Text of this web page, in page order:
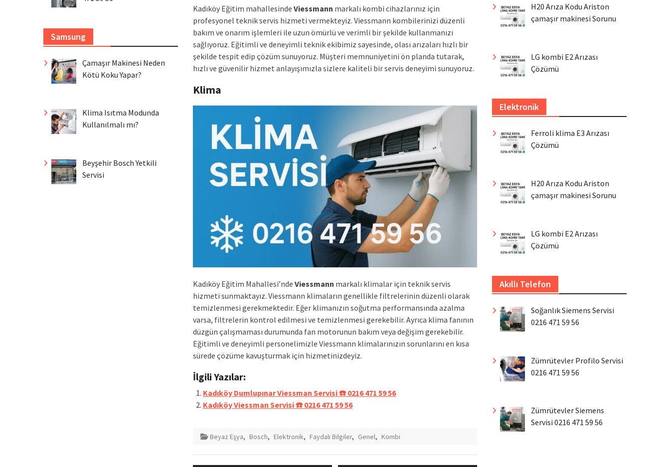
Kadıköy Eğitim mahallesinde Viessmann markalı kombi cihazlarınız için
profesyonel teknik servis hizmeti vermekteyiz. Viessmann kombilerinizi düzenli
bakım ve onarım işlemleri ile uzun ömürlü ve verimli bir şekilde kullanmanızı
sağlıyoruz. Eğitimli ve deneyimli teknik ekibimiz sayesinde, olası arızaları hızlı bir
şekilde tespit edip çözüm sunuyoruz. Müşteri memnuniyetini ön planda tutarak,
hızlı ve güvenilir hizmet anlayışımızla sizlere kaliteli bir servis deneyimi sunuyoruz.
Klima
Kadıköy Eğitim Mahallesi’nde Viessmann markalı klimalar için teknik servis
hizmeti sunmaktayız. Viessmann klimaların genellikle filtrelerinin düzenli olarak
temizlenmesi gerekmektedir. Eğer klimanızın soğutma performansında azalma
varsa, filtrelerin kontrol edilmesi ve temizlenmesi gerekebilir. Ayrıca klima fanının
düzgün çalışmaması durumunda fan motorunun bakım veya değişim gerekebilir.
Eğitimli ve deneyimli personelimizle Viessmann klimalarınızın sorunlarını en kısa
sürede çözüme kavuşturmak için hizmetinizdeyiz.
İlgili Yazılar:
Kadıköy Dumlupınar Viessman Servisi ☎️ 0216 471 59 56
Kadıköy Viessman Servisi ☎️ 0216 471 59 56
Beyaz Eşya, Bosch, Elektronik, Faydalı Bilgiler, Genel, Kombi
Yazı
H20 Arıza Kodu Ariston
çamaşır makinesi Sorunu
LG kombi E2 Arızası
Çözümü
Elektronik
Ferroli klima E3 Arızası
Çözümü
H20 Arıza Kodu Ariston
çamaşır makinesi Sorunu
LG kombi E2 Arızası
Çözümü
Akıllı Telefon
Soğanlık Siemens Servisi
0216 471 59 56
Zümrütevler Profilo Servisi
0216 471 59 56
Zümrütevler Siemens
Servisi 0216 471 59 56
Samsung
Çamaşır Makinesi Neden
Kötü Koku Yapar?
Klima Isıtma Modunda
Kullanılmalı mı?
Beyşehir Bosch Yetkili
Servisi